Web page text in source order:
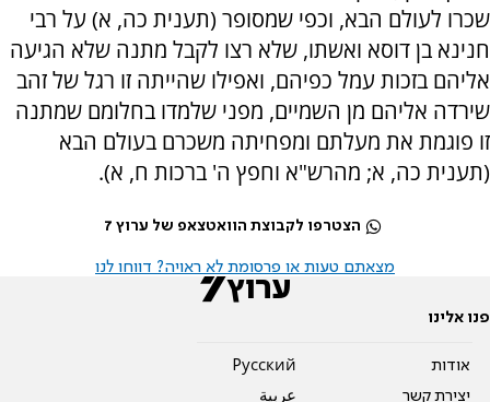
שכרו לעולם הבא, וכפי שמסופר (תענית כה, א) על רבי
חנינא בן דוסא ואשתו, שלא רצו לקבל מתנה שלא הגיעה
אליהם בזכות עמל כפיהם, ואפילו שהייתה זו רגל של זהב
שירדה אליהם מן השמיים, מפני שלמדו בחלומם שמתנה
זו פוגמת את מעלתם ומפחיתה משכרם בעולם הבא
(תענית כה, א; מהרש"א וחפץ ה' ברכות ח, א).
הצטרפו לקבוצת הוואטצאפ של ערוץ 7
מצאתם טעות או פרסומת לא ראויה? דווחו לנו
פנו אלינו
אודות
יצירת קשר
Pусский
عربية